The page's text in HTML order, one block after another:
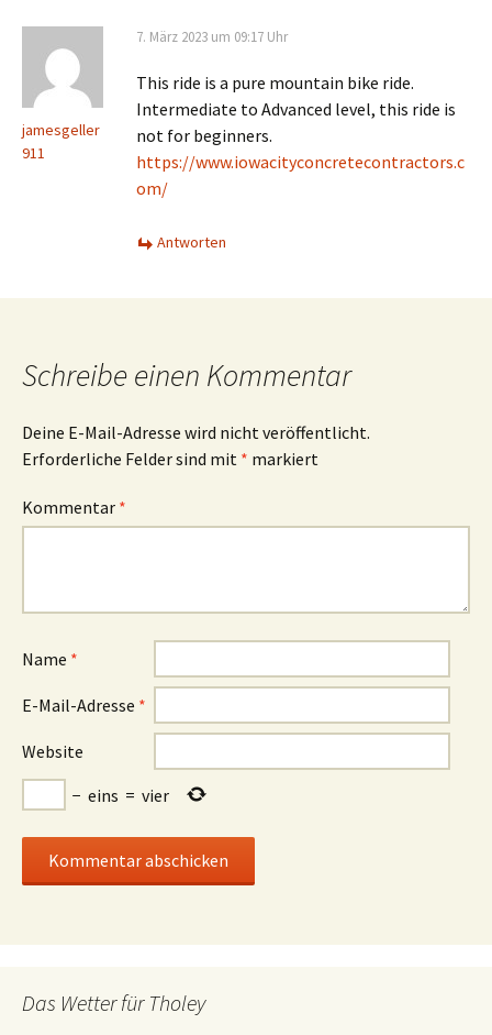
jamesgeller
911
7. März 2023 um 09:17 Uhr
This ride is a pure mountain bike ride.
Intermediate to Advanced level, this ride is
not for beginners.
https://www.iowacityconcretecontractors.c
om/
Antworten
Schreibe einen Kommentar
Deine E-Mail-Adresse wird nicht veröffentlicht.
Erforderliche Felder sind mit * markiert
Kommentar *
Name *
E-Mail-Adresse *
Website
− eins = vier
Das Wetter für Tholey